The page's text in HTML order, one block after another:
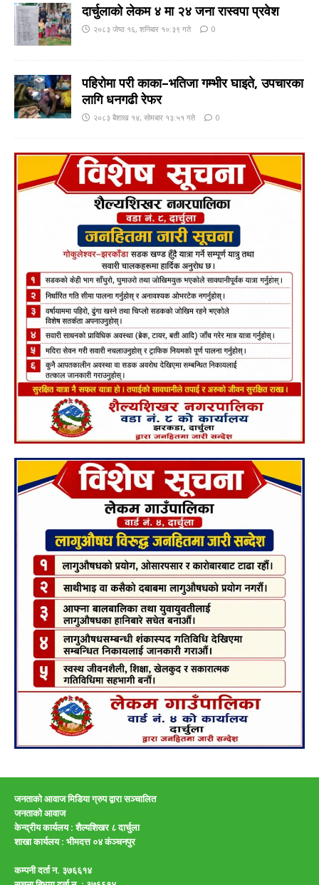
दार्चुलाको लेकम ४ मा २४ जना रास्वपा प्रवेश
२०८३ जेष्ठ १६, शनिबार १०:३९ गते 0
पहिरोमा परी काका–भतिजा गम्भीर घाइते, उपचारका
लागि धनगढी रेफर
२०८३ बैशाख १४, सोमबार १३:५१ गते 0
जनताको आवाज मिडिया ग्रुप द्वारा सञ्चालित
जनताको आवाज
केन्द्रीय कार्यलय : शैल्यशिखर ८ दार्चुला
शाखा कार्यलय : भीमदत्त ०४ कंञ्चनपुर
कम्पनी दर्ता न. ३७६६१४